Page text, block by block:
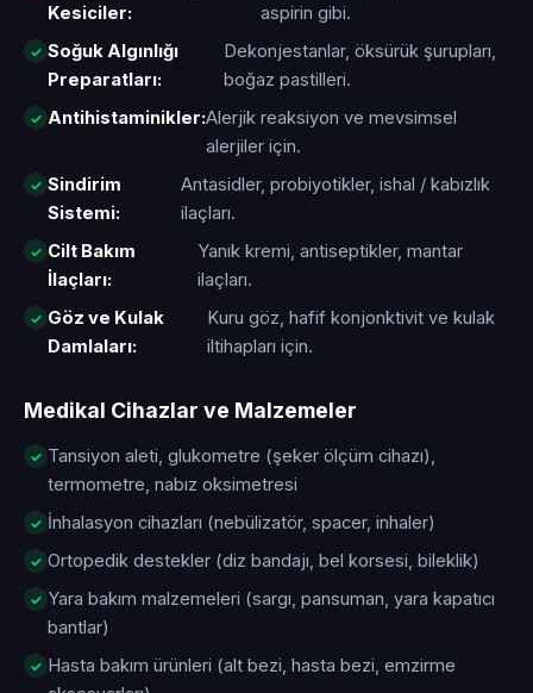
Kesiciler:
aspirin gibi.
Soğuk Algınlığı
Preparatları:
Dekonjestanlar, öksürük şurupları,
boğaz pastilleri.
Antihistaminikler:Alerjik reaksiyon ve mevsimsel
alerjiler için.
Sindirim
Sistemi:
Antasidler, probiyotikler, ishal / kabızlık
ilaçları.
Cilt Bakım
İlaçları:
Yanık kremi, antiseptikler, mantar
ilaçları.
Göz ve Kulak
Damlaları:
Kuru göz, hafif konjonktivit ve kulak
iltihapları için.
Medikal Cihazlar ve Malzemeler
Tansiyon aleti, glukometre (şeker ölçüm cihazı),
termometre, nabız oksimetresi
İnhalasyon cihazları (nebülizatör, spacer, inhaler)
Ortopedik destekler (diz bandajı, bel korsesi, bileklik)
Yara bakım malzemeleri (sargı, pansuman, yara kapatıcı
bantlar)
Hasta bakım ürünleri (alt bezi, hasta bezi, emzirme